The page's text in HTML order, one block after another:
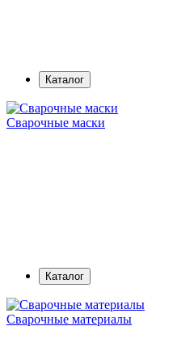
Каталог
Сварочные маски
Каталог
Сварочные материалы